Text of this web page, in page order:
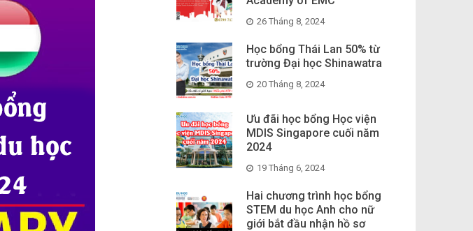
26 Tháng 8, 2024
Học bổng Thái Lan 50% từ
trường Đại học Shinawatra
20 Tháng 8, 2024
Ưu đãi học bổng Học viện
MDIS Singapore cuối năm
2024
19 Tháng 6, 2024
Hai chương trình học bổng
STEM du học Anh cho nữ
giới bắt đầu nhận hồ sơ